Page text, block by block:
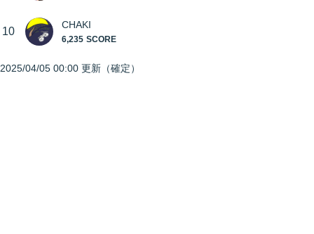
10
CHAKI
6,235
2025/04/05 00:00 更新（確定）